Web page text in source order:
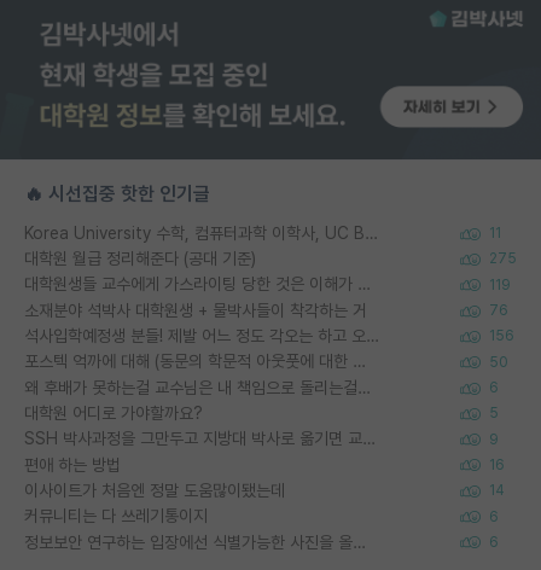
🔥 시선집중 핫한 인기글
Korea University 수학, 컴퓨터과학 이학사, UC Berkeley 산업공학 대학원 공학박사가 되는 것은 쉽지 않겠죠? 11
대학원 월급 정리해준다 (공대 기준) 275
대학원생들 교수에게 가스라이팅 당한 것은 이해가 갑니다. 안타깝네요. 119
소재분야 석박사 대학원생 + 물박사들이 착각하는 거 76
석사입학예정생 분들! 제발 어느 정도 각오는 하고 오세요. 156
포스텍 억까에 대해 (동문의 학문적 아웃풋에 대한 반박) 50
왜 후배가 못하는걸 교수님은 내 책임으로 돌리는걸까요? 6
대학원 어디로 가야할까요? 5
SSH 박사과정을 그만두고 지방대 박사로 옮기면 교수의 꿈은 끝일까요? 9
편애 하는 방법 16
이사이트가 처음엔 정말 도움많이됐는데 14
커뮤니티는 다 쓰레기통이지 6
정보보안 연구하는 입장에선 식별가능한 사진을 올리는건 비추이긴함 6